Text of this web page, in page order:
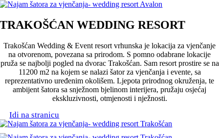
TRAKOŠĆAN WEDDING RESORT
Trakošćan Wedding & Event resort vrhunska je lokacija za vjenčanje
na otvorenom, povezana sa prirodom. S pomno odabrane lokacije
pruža se najbolji pogled na dvorac Trakošćan. Sam resort prostire se na
11200 m2 na kojem se nalazi šator za vjenčanja i evente, sa
reprezentativno uređenim okolišem. Ljepota prirodnog okruženja, te
ambijent šatora sa snježnom bjelinom interijera, pružaju osjećaj
ekskluzivnosti, otmjenosti i nježnosti.
Idi na stranicu